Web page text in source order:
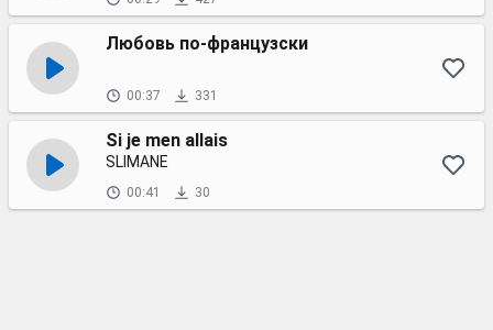
Любовь по-французски
00:37 331
Si je men allais
SLIMANE
00:41 30